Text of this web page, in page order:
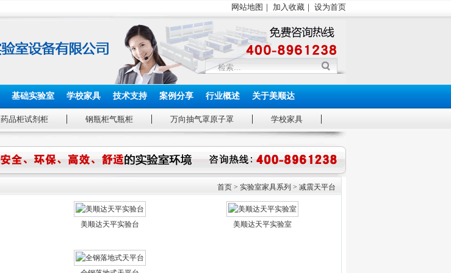
网站地图 ｜ 加入收藏 ｜ 设为首页
基础实验室 学校家具 技术支持 案例分享 行业概述 关于美顺达
药品柜试剂柜 钢瓶柜气瓶柜 万向抽气罩原子罩 学校家具
首页> 实验室家具系列 > 减震天平台
美顺达天平实验台 美顺达天平实验室